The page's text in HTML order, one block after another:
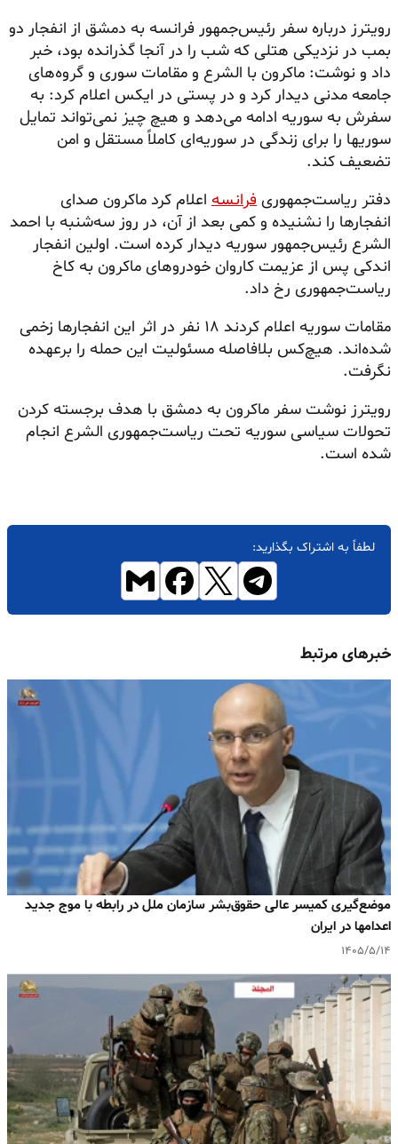
رویترز درباره سفر رئیس‌جمهور فرانسه به دمشق از انفجار دو
بمب در نزدیکی هتلی که شب را در آنجا گذرانده بود، خبر
داد و نوشت: ماکرون با الشرع و مقامات سوری و گروه‌های
جامعه مدنی دیدار کرد و در پستی در ایکس اعلام کرد: به
سفرش به سوریه ادامه می‌دهد و هیچ چیز نمی‌تواند تمایل
سوریها را برای زندگی در سوریه‌ای کاملاً مستقل و امن
تضعیف کند.
دفتر ریاست‌جمهوری فرانسه اعلام کرد ماکرون صدای
انفجارها را نشنیده و کمی بعد از آن، در روز سه‌شنبه با احمد
الشرع رئیس‌جمهور سوریه دیدار کرده است. اولین انفجار
اندکی پس از عزیمت کاروان خودروهای ماکرون به کاخ
ریاست‌جمهوری رخ داد.
مقامات سوریه اعلام کردند ۱۸ نفر در اثر این انفجارها زخمی
شده‌اند. هیچ‌کس بلافاصله مسئولیت این حمله را برعهده
نگرفت.
رویترز نوشت سفر ماکرون به دمشق با هدف برجسته کردن
تحولات سیاسی سوریه تحت ریاست‌جمهوری الشرع انجام
شده است.
لطفاً به اشتراک بگذارید:
خبرهای مرتبط
موضع‌گیری کمیسر عالی حقوق‌بشر سازمان ملل در رابطه با موج جدید
اعدامها در ایران
۱۴۰۵/۵/۱۴